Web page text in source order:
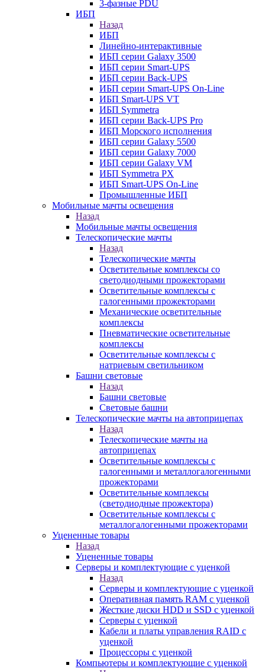
3-фазные PDU
ИБП
Назад
ИБП
Линейно-интерактивные
ИБП серии Galaxy 3500
ИБП серии Smart-UPS
ИБП серии Back-UPS
ИБП серии Smart-UPS On-Line
ИБП Smart-UPS VT
ИБП Symmetra
ИБП серии Back-UPS Pro
ИБП Морского исполнения
ИБП серии Galaxy 5500
ИБП серии Galaxy 7000
ИБП серии Galaxy VM
ИБП Symmetra PX
ИБП Smart-UPS On-Line
Промышленные ИБП
Мобильные мачты освещения
Назад
Мобильные мачты освещения
Телескопические мачты
Назад
Телескопические мачты
Осветительные комплексы со
светодиодными прожекторами
Осветительные комплексы с
галогенными прожекторами
Механические осветительные
комплексы
Пневматические осветительные
комплексы
Осветительные комплексы с
натриевым светильником
Башни световые
Назад
Башни световые
Световые башни
Телескопические мачты на автоприцепах
Назад
Телескопические мачты на
автоприцепах
Осветительные комплексы с
галогенными и металлогалогенными
прожекторами
Осветительные комплексы
(светодиодные прожектора)
Осветительные комплексы с
металлогалогенными прожекторами
Уцененные товары
Назад
Уцененные товары
Серверы и комплектующие с уценкой
Назад
Серверы и комплектующие с уценкой
Оперативная память RAM с уценкой
Жесткие диски HDD и SSD с уценкой
Серверы с уценкой
Кабели и платы управления RAID с
уценкой
Процессоры с уценкой
Компьютеры и комплектующие с уценкой